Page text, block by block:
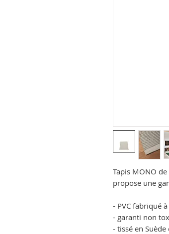
Tapis MONO
propose une
- PVC fabriqué
- garanti non
- tissé en